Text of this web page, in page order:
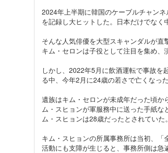
2024年上半期に韓国のケーブルチャン
を記録し大ヒットした。日本だけでなく
そんな人気俳優を大型スキャンダルが直
キム・セロンは子役として注目を集め、
しかし、2022年5月に飲酒運転で事故
る中、今年2月に24歳の若さで亡くなっ
遺族はキム・セロンが未成年だった頃
ム・スヒョンが軍服務中に送った手紙
ム・スヒョンは28歳だったとされていた。
キム・スヒョンの所属事務所は当初、
活動にも支障が生じると、事務所側は急